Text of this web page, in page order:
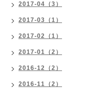
2017-04（3）
2017-03（1）
2017-02（1）
2017-01（2）
2016-12（2）
2016-11（2）